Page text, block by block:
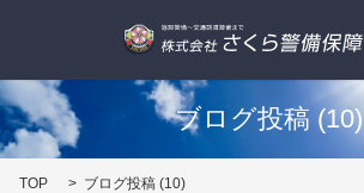
ブログ投稿 (10)
TOP ブログ投稿 (10)